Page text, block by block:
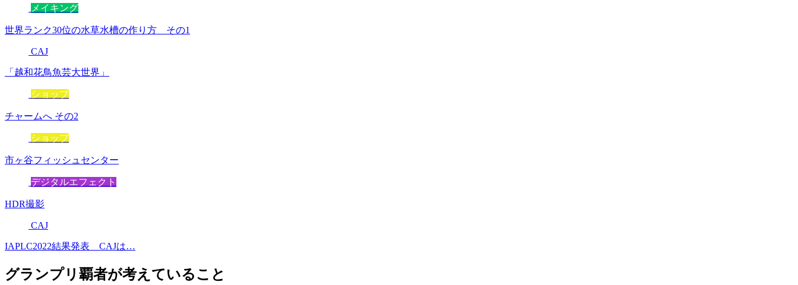
メイキング
世界ランク30位の水草水槽の作り方 その1
CAJ
「越和花鳥魚芸大世界」
ショップ
チャームへ その2
ショップ
市ヶ谷フィッシュセンター
デジタルエフェクト
HDR撮影
CAJ
IAPLC2022結果発表 CAJは…
グランプリ覇者が考えていること